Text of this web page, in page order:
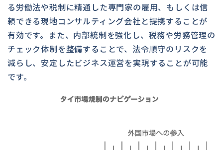
る労働法や税制に精通した専門家の雇用、もしくは信
頼できる現地コンサルティング会社と提携することが
有効です。また、内部統制を強化し、税務や労務管理の
チェック体制を整備することで、法令順守のリスクを
減らし、安定したビジネス運営を実現することが可能
です。